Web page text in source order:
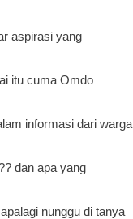
aspirasi yang
itu cuma Omdo
informasi dari warga
dan apa yang
nunggu di tanya